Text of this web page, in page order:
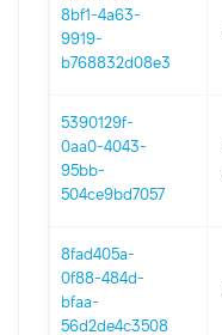
8bf1-4a63-
9919-
b768832d08e3
5390129f-
0aa0-4043-
95bb-
504ce9bd7057
8fad405a-
0f88-484d-
bfaa-
56d2de4c3508